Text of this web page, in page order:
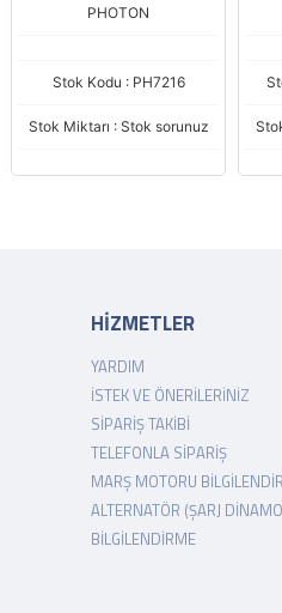
PHOTON
Stok Kodu : PH7216
Stok Miktarı : Stok sorunuz
HİZMETLER
YARDIM
İSTEK VE ÖNERILERINIZ
SIPARIŞ TAKIBI
TELEFONLA SIPARIŞ
MARŞ MOTORU
ALTERNATÖR (ŞARJ
BILGILENDIRME